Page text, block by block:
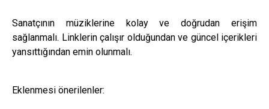
Sanatçının müziklerine kolay ve doğrudan erişim
sağlanmalı. Linklerin çalışır olduğundan ve güncel içerikleri
yansıttığından emin olunmalı.
Eklenmesi önerilenler: